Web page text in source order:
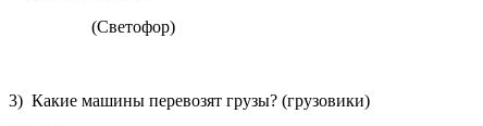
(Светофор)
3) Какие машины перевозят грузы? (грузовики)